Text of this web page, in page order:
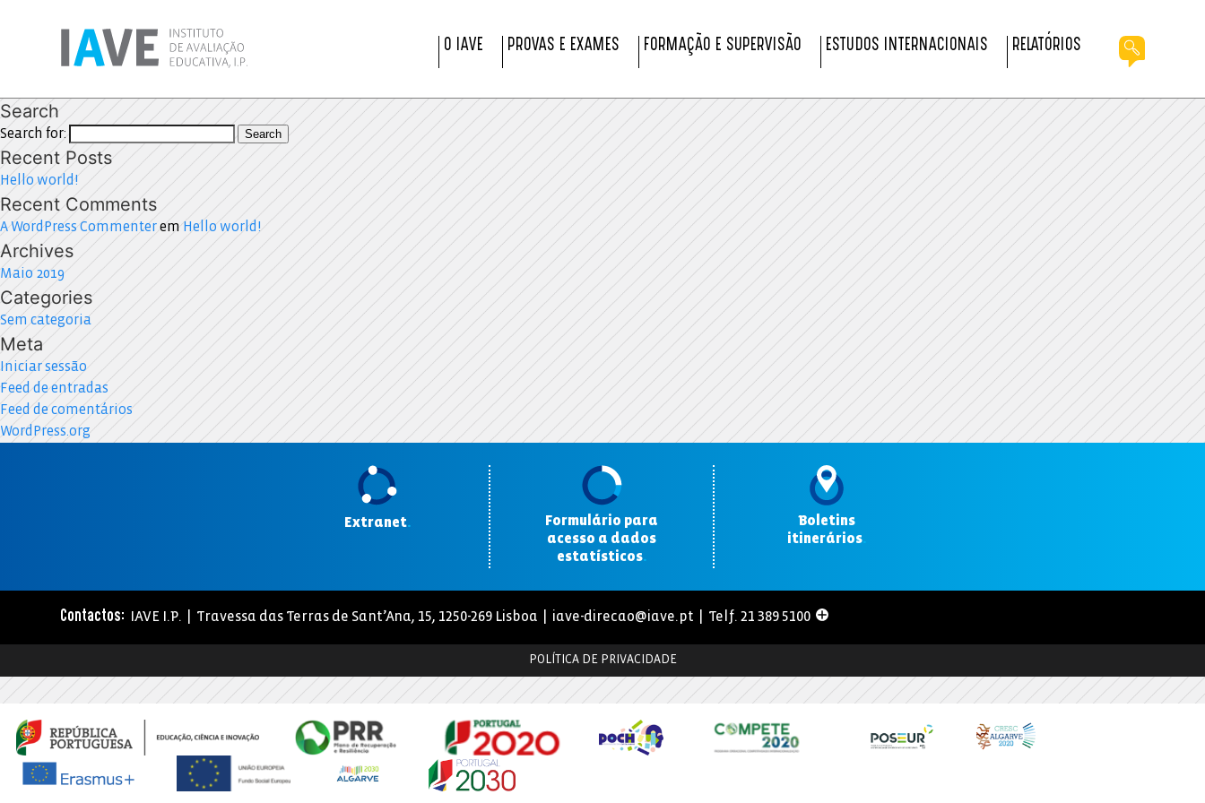
O IAVE PROVAS E EXAMES FORMAÇÃO E SUPERVISÃO ESTUDOS INTERNACIONAIS RELATÓRIOS
Search
Search for: Search
Recent Posts
Hello world!
Recent Comments
A WordPress Commenterem Hello world!
Archives
Maio 2019
Categories
Sem categoria
Meta
Iniciar sessão
Feed de entradas
Feed de comentários
WordPress.org
Extranet.
Formulário para
acesso a dados
estatísticos.
Boletins
itinerários.
Contactos: IAVE I.P. | Travessa das Terras de Sant’Ana, 15, 1250-269 Lisboa | iave-direcao@iave.pt | Telf. 21 389 5100
POLÍTICA DE PRIVACIDADE